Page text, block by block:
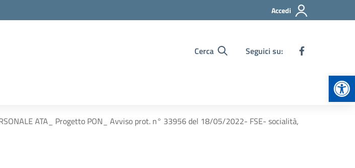
Accedi
Cerca Seguici su:
ATA_ Progetto PON_ Avviso prot. n° 33956 del 18/05/2022- FSE- socialità,